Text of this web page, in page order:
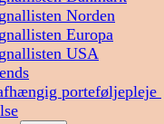
Norden
Europa
USA
porteføljepleje